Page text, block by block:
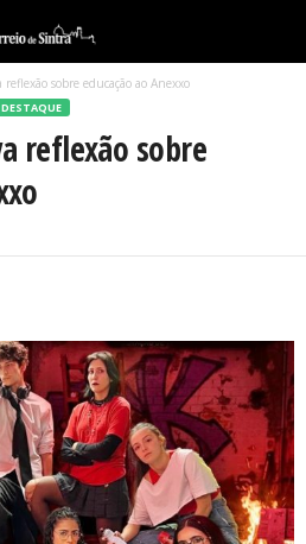
sobre educação ao Anexxo
DESTAQUE
reflexão sobre